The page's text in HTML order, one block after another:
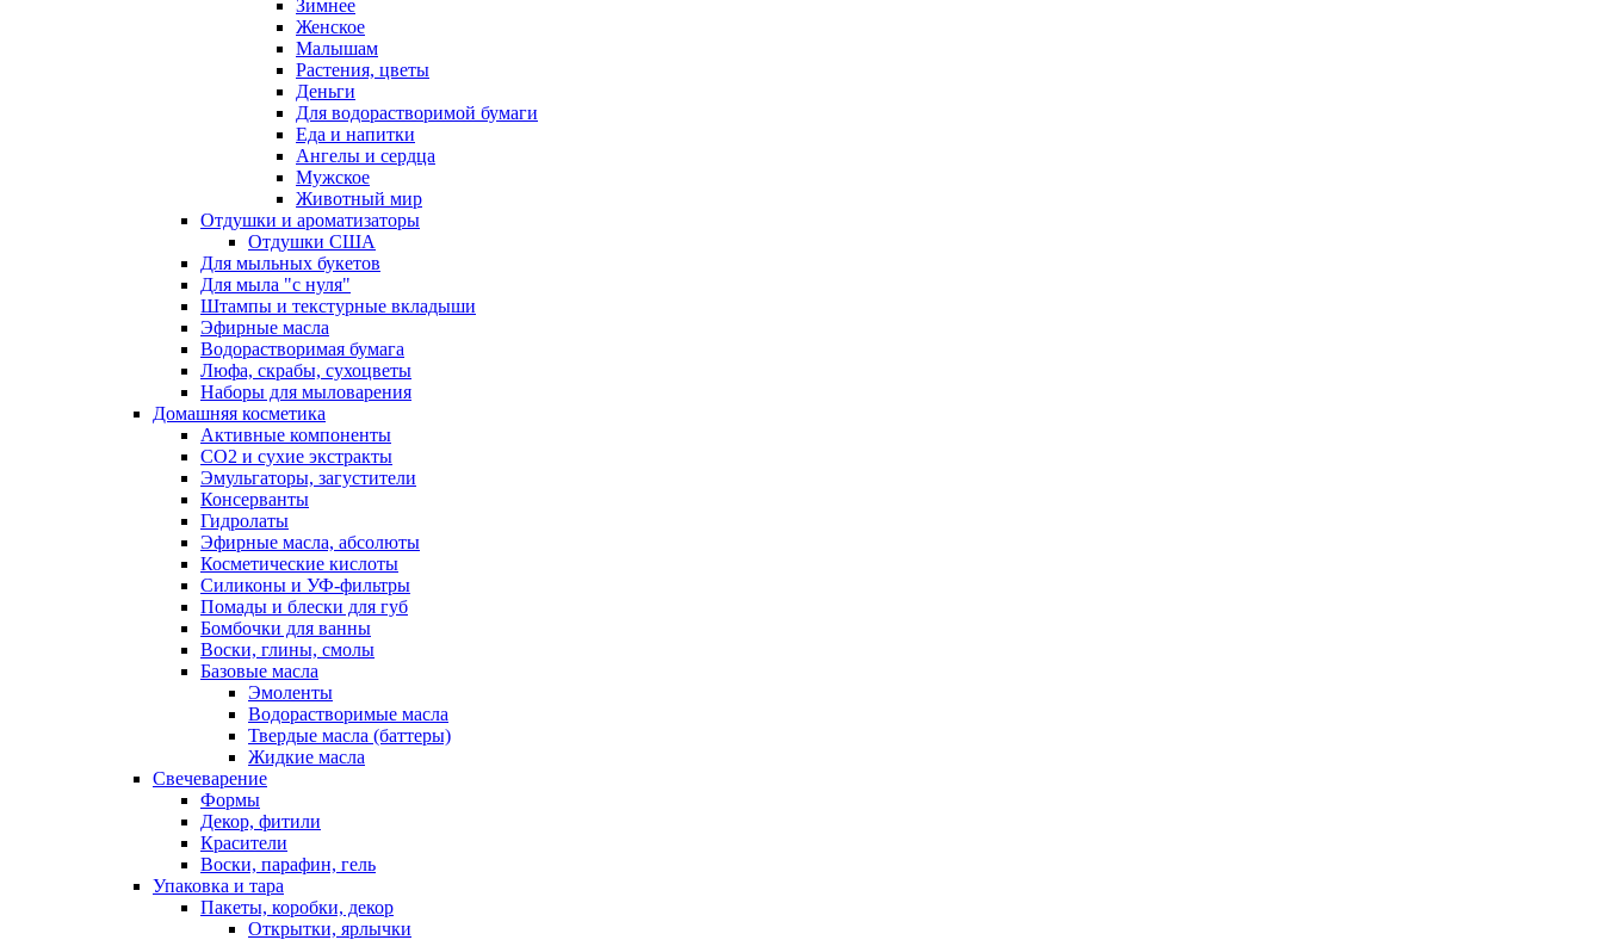
Зимнее
Женское
Малышам
Растения, цветы
Деньги
Для водорастворимой бумаги
Еда и напитки
Ангелы и сердца
Мужское
Животный мир
Отдушки и ароматизаторы
Отдушки США
Для мыльных букетов
Для мыла "с нуля"
Штампы и текстурные вкладыши
Эфирные масла
Водорастворимая бумага
Люфа, скрабы, сухоцветы
Наборы для мыловарения
Домашняя косметика
Активные компоненты
СО2 и сухие экстракты
Эмульгаторы, загустители
Консерванты
Гидролаты
Эфирные масла, абсолюты
Косметические кислоты
Силиконы и УФ-фильтры
Помады и блески для губ
Бомбочки для ванны
Воски, глины, смолы
Базовые масла
Эмоленты
Водорастворимые масла
Твердые масла (баттеры)
Жидкие масла
Свечеварение
Формы
Декор, фитили
Красители
Воски, парафин, гель
Упаковка и тара
Пакеты, коробки, декор
Открытки, ярлычки